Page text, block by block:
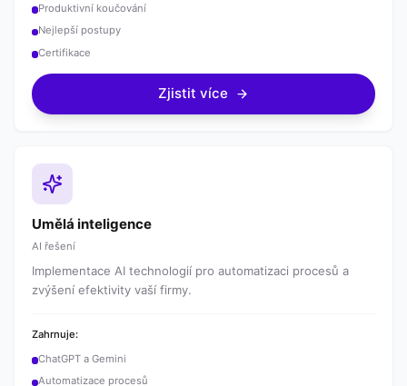
Produktivní koučování
Nejlepší postupy
Certifikace
Zjistit více
Umělá inteligence
AI řešení
Implementace AI technologií pro automatizaci procesů a
zvýšení efektivity vaší firmy.
Zahrnuje:
ChatGPT a Gemini
Automatizace procesů